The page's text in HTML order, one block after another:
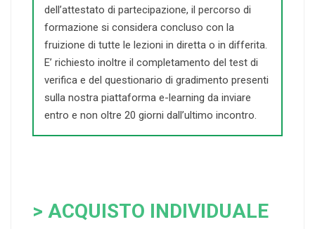
dell’attestato di partecipazione, il percorso di
formazione si considera concluso con la
fruizione di tutte le lezioni in diretta o in differita.
E’ richiesto inoltre il completamento del test di
verifica e del questionario di gradimento presenti
sulla nostra piattaforma e-learning da inviare
entro e non oltre 20 giorni dall’ultimo incontro.
> ACQUISTO INDIVIDUALE